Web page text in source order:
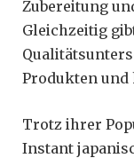
Zubereitung
Gleichzeitig
Produkten und
Trotz ihrer
Instant